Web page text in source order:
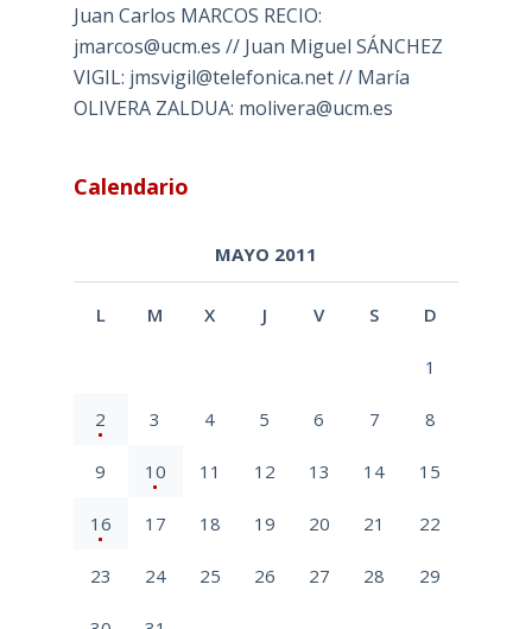
Juan Carlos MARCOS RECIO:
jmarcos@ucm.es // Juan Miguel SÁNCHEZ
VIGIL: jmsvigil@telefonica.net // María
OLIVERA ZALDUA: molivera@ucm.es
Calendario
MAYO 2011
L M X J V S D
1
2 3 4 5 6 7 8
9 10 11 12 13 14 15
16 17 18 19 20 21 22
23 24 25 26 27 28 29